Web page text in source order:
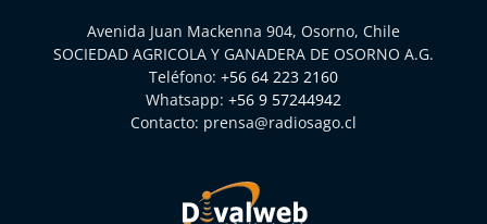
Avenida Juan Mackenna 904, Osorno, Chile
SOCIEDAD AGRICOLA Y GANADERA DE OSORNO A.G.
Teléfono: +56 64 223 2160
Whatsapp: +56 9 57244942
Contacto: prensa@radiosago.cl